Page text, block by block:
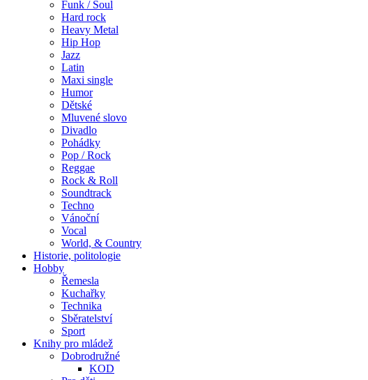
Funk / Soul
Hard rock
Heavy Metal
Hip Hop
Jazz
Latin
Maxi single
Humor
Dětské
Mluvené slovo
Divadlo
Pohádky
Pop / Rock
Reggae
Rock & Roll
Soundtrack
Techno
Vánoční
Vocal
World, & Country
Historie, politologie
Hobby
Řemesla
Kuchařky
Technika
Sběratelství
Sport
Knihy pro mládež
Dobrodružné
KOD